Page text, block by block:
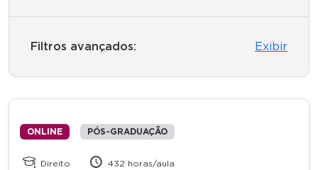
Filtros avançados: Exibir
ONLINE PÓS-GRADUAÇÃO
Direito 432 horas/aula